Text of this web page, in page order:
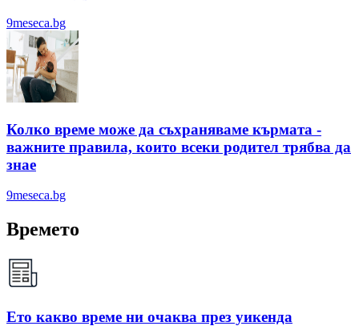
9meseca.bg
Колко време може да съхраняваме кърмата -
важните правила, които всеки родител трябва да
знае
9meseca.bg
Времето
Ето какво време ни очаква през уикенда